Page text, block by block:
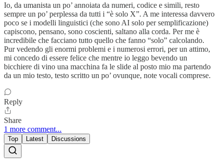
Io, da umanista un po’ annoiata da numeri, codice e simili, resto
sempre un po’ perplessa da tutti i “è solo X”. A me interessa davvero
poco se i modelli linguistici (che sono AI solo per semplificazione)
capiscono, pensano, sono coscienti, saltano alla corda. Per me è
incredibile che facciano tutto quello che fanno “solo” calcolando.
Pur vedendo gli enormi problemi e i numerosi errori, per un attimo,
mi concedo di essere felice che mentre io leggo bevendo un
bicchiere di vino una macchina fa le slide al posto mio ma partendo
da un mio testo, testo scritto un po’ ovunque, note vocali comprese.
Reply
Share
1 more comment...
Top Latest Discussions